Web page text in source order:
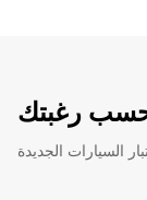
حسب رغبتك
السيارات الجديدة